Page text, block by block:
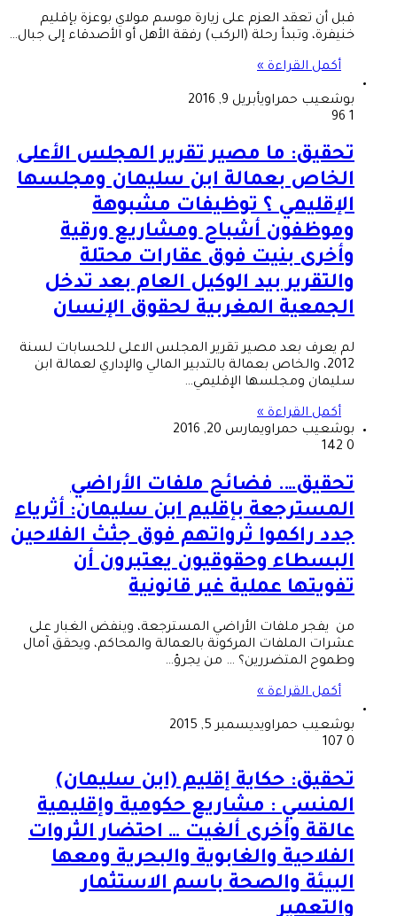
قبل أن تعقد العزم على زيارة موسم مولاي بوعزة بإقليم
خنيفرة، وتبدأ رحلة (الركب) رفقة الأهل أو الأصدقاء إلى جبال…
أكمل القراءة »
بوشعيب حمراويأبريل 9, 2016
1
تحقيق: ما مصير تقرير المجلس الأعلى
الخاص بعمالة ابن سليمان ومجلسها
الإقليمي ؟ توظيفات مشبوهة
وموظفون أشباح ومشاريع ورقية
وأخرى بنيت فوق عقارات محتلة
والتقرير بيد الوكيل العام بعد تدخل
الجمعية المغربية لحقوق الإنسان
لم يعرف بعد مصير تقرير المجلس الاعلى للحسابات لسنة
2012، والخاص بعمالة بالتدبير المالي والإداري لعمالة ابن
سليمان ومجلسها الإقليمي…
أكمل القراءة »
بوشعيب حمراويمارس 20, 2016
0
تحقيق…. فضائح ملفات الأراضي
المسترجعة بإقليم ابن سليمان: أثرياء
جدد راكموا ثرواتهم فوق جثث الفلاحين
البسطاء وحقوقيون يعتبرون أن
تفويتها عملية غير قانونية
من يفجر ملفات الأراضي المسترجعة، وينفض الغبار على
عشرات الملفات المركونة بالعمالة والمحاكم، ويحقق آمال
وطموح المتضررين؟ … من يجرؤ…
أكمل القراءة »
بوشعيب حمراويديسمبر 5, 2015
0
تحقيق: حكاية إقليم (ابن سليمان)
المنسي : مشاريع حكومية وإقليمية
عالقة وأخرى ألغيت … احتضار الثروات
الفلاحية والغابوية والبحرية ومعها
البيئة والصحة باسم الاستثمار
والتعمير